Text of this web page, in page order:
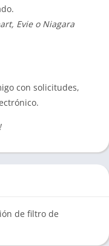
Evie o Niagara
con solicitudes,
de filtro de